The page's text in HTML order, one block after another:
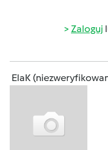
Zaloguj
ElaK